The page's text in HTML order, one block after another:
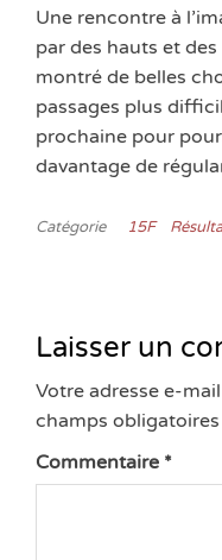
Une rencontre à
par des hauts et
montré de belles
passages plus
prochaine pour
davantage de
Catégorie 15F
Laisser un
Votre adresse e-
champs
Commentaire *